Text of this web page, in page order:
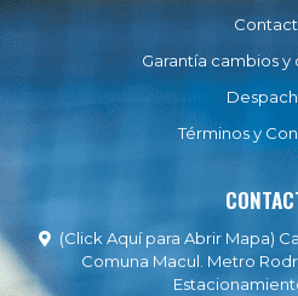
Garantía cambios
Términos y
(Click Aquí para Abrir Mapa)
Comuna Macul. Metro